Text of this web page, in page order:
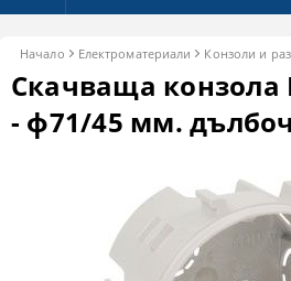
Начало Електроматериали Конзоли и
Скачваща конзола
- ф71/45 мм.